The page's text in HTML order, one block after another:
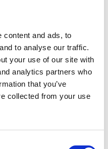
content and ads, to
to analyse our traffic.
your use of our site with
analytics partners who
that you’ve
collected from your use
9 meter
dak Klasse C (9 meter)
voor veilig
Deze complete set
zoals
van zonnepanelen. Dankzij
snelle montage en
ideaal voor professioneel